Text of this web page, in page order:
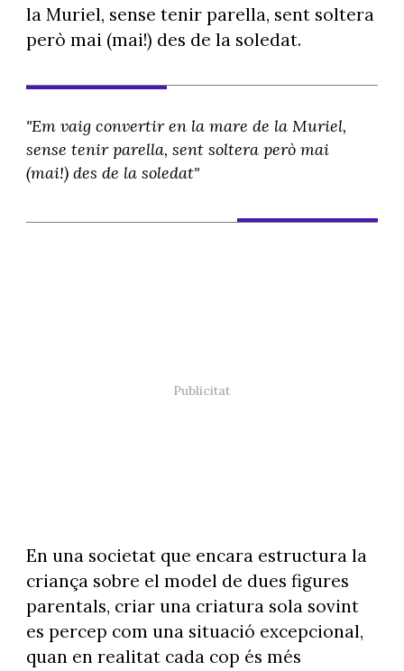
la Muriel, sense tenir parella, sent soltera
però mai (mai!) des de la soledat.
"Em vaig convertir en la mare de la Muriel,
sense tenir parella, sent soltera però mai
(mai!) des de la soledat"
En una societat que encara estructura la
criança sobre el model de dues figures
parentals, criar una criatura sola sovint
es percep com una situació excepcional,
quan en realitat cada cop és més